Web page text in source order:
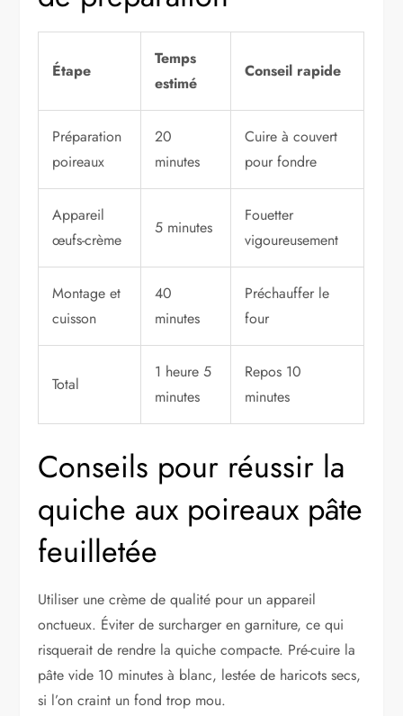
Étape
Temps
estimé
Conseil rapide
Préparation
poireaux
20
minutes
Cuire à couvert
pour fondre
Appareil
œufs-crème
5 minutes
Fouetter
vigoureusement
Montage et
cuisson
40
minutes
Préchauffer le
four
Total
1 heure 5
minutes
Repos 10
minutes
Conseils pour réussir la
quiche aux poireaux pâte
feuilletée
Utiliser une crème de qualité pour un appareil
onctueux. Éviter de surcharger en garniture, ce qui
risquerait de rendre la quiche compacte. Pré-cuire la
pâte vide 10 minutes à blanc, lestée de haricots secs,
si l’on craint un fond trop mou.